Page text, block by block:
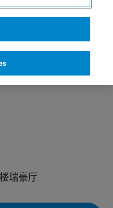
于6月25日在新疆乌
户介绍布鲁克行业领
前来参加本次活动，
瑞豪厅